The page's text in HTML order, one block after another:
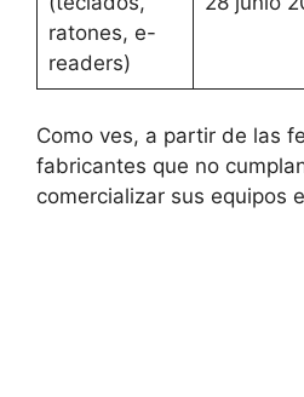
ratones, e-
readers)
Como ves, a partir de las
fabricantes que no
comercializar sus equipos